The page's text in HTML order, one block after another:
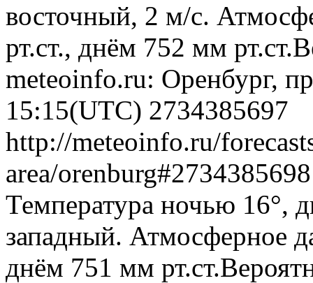
восточный, 2 м/с.
рт.ст., днём 752 мм
meteoinfo.ru: Оренбург,
15:15(UTC) 2734385697
http://meteoinfo.ru/
area/
Температура ночью 16°,
западный. Атмосферное
днём 751 мм